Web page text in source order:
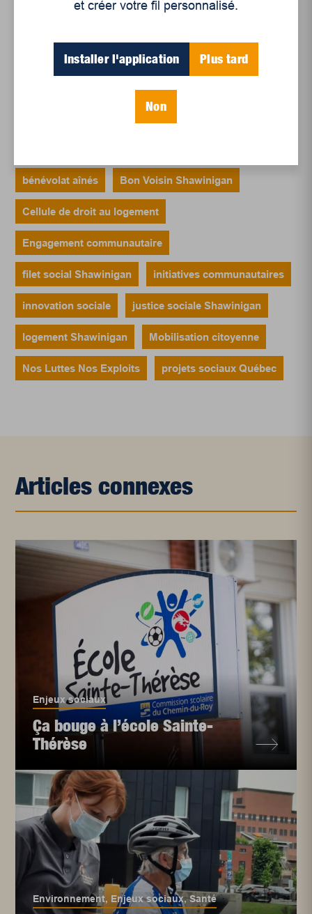
Le sport professionnel féminin : en mouvement,
Et les politiques peinent à suivre
bénévolat aînés Bon Voisin Shawinigan
Cellule de droit au logement
Engagement communautaire
filet social Shawinigan initiatives communautaires
innovation sociale justice sociale Shawinigan
logement Shawinigan Mobilisation citoyenne
Nos Luttes Nos Exploits projets sociaux Québec
Articles connexes
Enjeux sociaux
Ça bouge à l’école Sainte-
Thérèse
Environnement, Enjeux sociaux,Santé
et créer votre fil personnalisé.
Installer l'application Plus tard
Non